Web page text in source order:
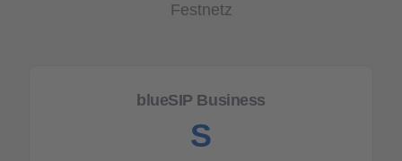
Festnetz
blueSIP Business
S